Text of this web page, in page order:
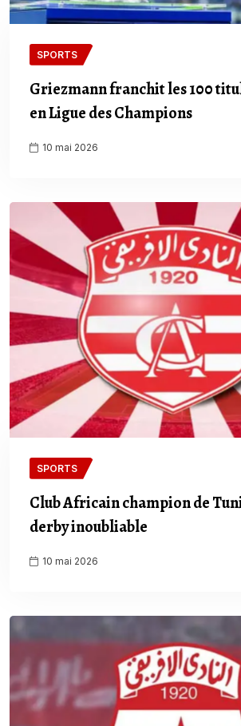
SPORTS
Griezmann franchit les 100
en Ligue des Champions
10 mai 2026
SPORTS
Club Africain champion de
derby inoubliable
10 mai 2026